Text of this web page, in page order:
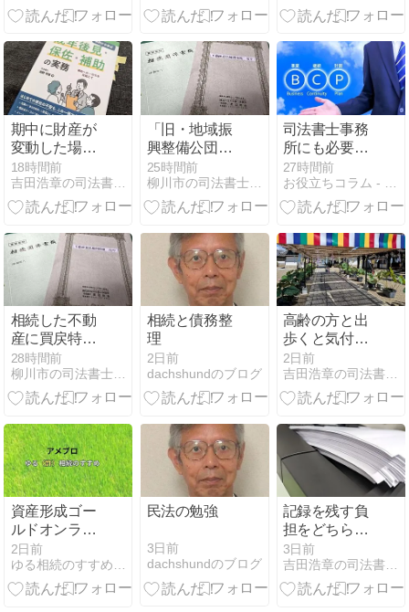
期中に財産が
変動した場合
の後見人報酬
【成年報酬】
18時間前
吉田浩章の司法書士日誌−堺市堺区−
「旧・地域振
興整備公団又
は産炭地域振
興事業団等の
買戻権」が登
土地について
（企業様向
け）
25時間前
柳川市の司法書士渡辺和也のブログ
司法書士事務
所にも必要な
「BCP（事業
継続計画）」
とは
27時間前
相続した不動
産に買戻特約
登記があった
場合（買戻権
抹消登記）
28時間前
柳川市の司法書士渡辺和也のブログ
相続と債務整
理
2日前
dachshundのブログ
高齢の方と出
歩くと気付く
段差の存在
2日前
吉田浩章の司法書士日誌−堺市堺区−
資産形成ゴー
ルドオンライ
ンで連載が始
まりました。
2日前
民法の勉強
3日前
dachshundのブログ
記録を残す負
担をどちらが
負うのか
3日前
吉田浩章の司法書士日誌−堺市堺区−